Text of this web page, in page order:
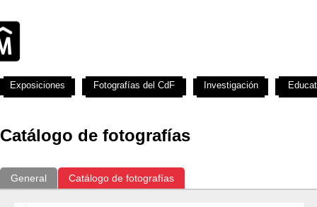
Catálogo de fotografías
General Catálogo de fotografías
Exposiciones Fotografías del CdF Investigación